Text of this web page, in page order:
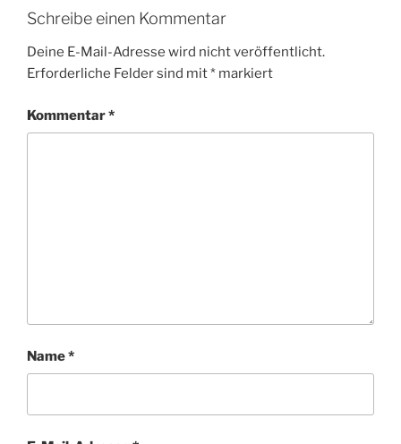
Schreibe einen Kommentar
Deine E-Mail-Adresse wird nicht veröffentlicht.
Erforderliche Felder sind mit* markiert
Kommentar*
Name*